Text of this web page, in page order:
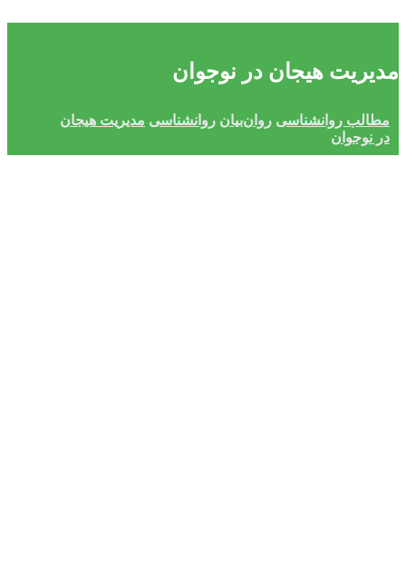
مدیریت هیجان در نوجوان
مطالب روانشناسی روان‌بیان روانشناسی مدیریت هیجان
در نوجوان